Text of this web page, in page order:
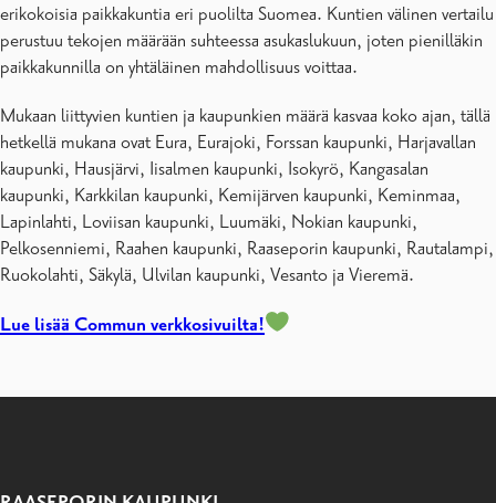
erikokoisia paikkakuntia eri puolilta Suomea. Kuntien välinen vertailu
perustuu tekojen määrään suhteessa asukaslukuun, joten pienilläkin
paikkakunnilla on yhtäläinen mahdollisuus voittaa.
Mukaan liittyvien kuntien ja kaupunkien määrä kasvaa koko ajan, tällä
hetkellä mukana ovat Eura, Eurajoki, Forssan kaupunki, Harjavallan
kaupunki, Hausjärvi, Iisalmen kaupunki, Isokyrö, Kangasalan
kaupunki, Karkkilan kaupunki, Kemijärven kaupunki, Keminmaa,
Lapinlahti, Loviisan kaupunki, Luumäki, Nokian kaupunki,
Pelkosenniemi, Raahen kaupunki, Raaseporin kaupunki, Rautalampi,
Ruokolahti, Säkylä, Ulvilan kaupunki, Vesanto ja Vieremä.
Lue lisää Commun verkkosivuilta!